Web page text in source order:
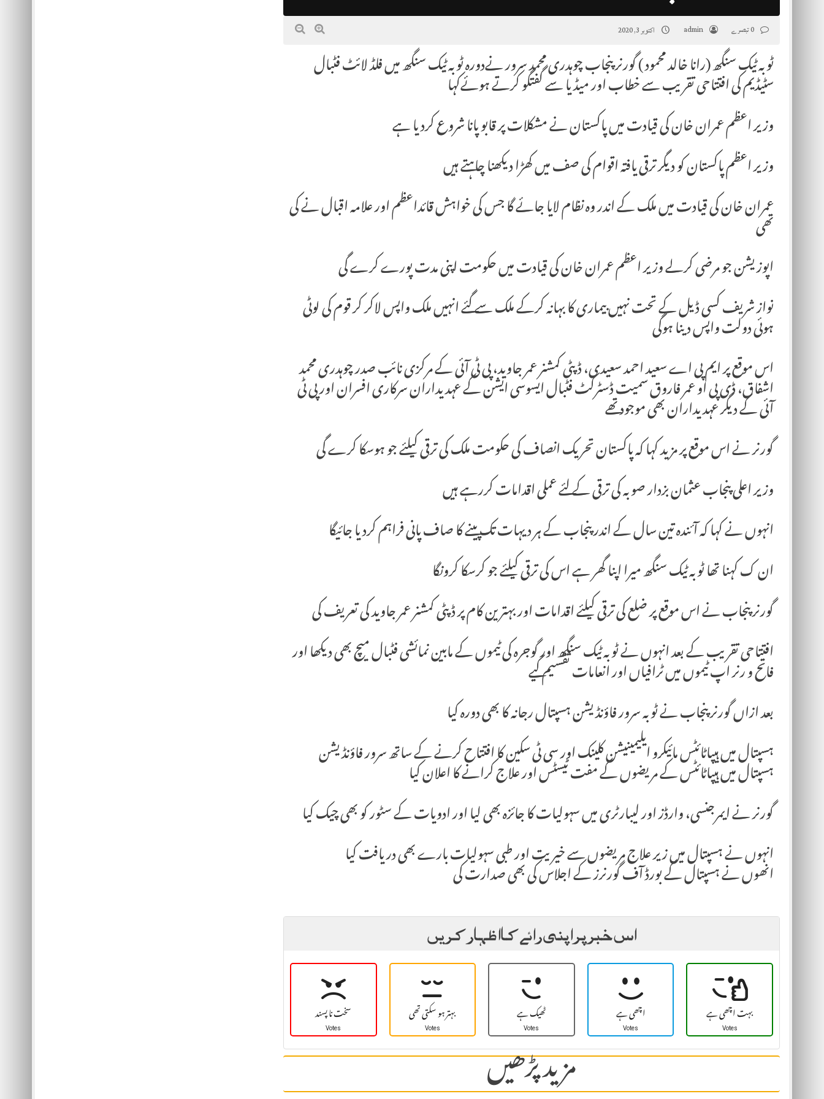
admin اکتوبر 3, 2020
ٹوبہ ٹیک سنگھ (رانا خالد محمود ) گورنر پنجاب چوہدری محمد سرور نےدورہ ٹوبہ ٹیک سنگھ میں فلڈ لائٹ فٹبال
سٹیڈیم کی افتتاحی تقریب سے خطاب اور میڈیا سے گفتگو کرتے ہوئےکہا
وزیر اعظم عمران خان کی قیادت میں پاکستان نے مشکلات پر قابو پانا شروع کردیا ہے
وزیر اعظم پاکستان کو دیگر ترقی یافتہ اقوام کی صف میں کھڑا دیکھنا چاہتے ہیں
عمران خان کی قیادت میں ملک کے اندر وہ نظام لایا جائے گا جس کی خواہش قائداعظم اور علامہ اقبال نے کی
تھی
اپوزیشن جو مرضی کرلے وزیر اعظم عمران خان کی قیادت میں حکومت اپنی مدت پورے کرے گی
نواز شریف کسی ڈیل کے تحت نہیں بیماری کا بہانہ کرکے ملک سے گئے انہیں ملک واپس لاکر کر قوم کی لوٹی
ہوئی دولت واپس دینا ہوگی
اس موقع پر ایم پی اے سعید احمد سعیدی، ڈپٹی کمشنر عمر جاوید، پی ٹی آئی کے مرکزی نائب صدر چوہدری محمد
اشفاق، ڈی پی او عمر فاروق سمیت ڈسٹرکٹ فٹبال ایسوسی ایشن کے عہدیداران سرکاری افسران اور پی ٹی
آئی کے دیگر عہدیداران بھی موجود تھے
گورنر نے اس موقع پر مزید کہا کہ پاکستان تحریک انصاف کی حکومت ملک کی ترقی کیلئے جو ہوسکا کرے گی
وزیر اعلی پنجاب عثمان بزدار صوبہ کی ترقی کے لئے عملی اقدامات کررہے ہیں
انہوں نے کہا کہ آئندہ تین سال کے اندر پنجاب کے ہر دیہات تک پینے کا صاف پانی فراہم کردیا جائیگا
ان ک کہنا تھا ٹوبہ ٹیک سنگھ میرا اپنا گھر ہے اس کی ترقی کیلئے جو کرسکا کرونگا
گورنر پنجاب نے اس موقع پر ضلع کی ترقی کیلئے اقدامات اور بہترین کام پر ڈپٹی کمشنر عمر جاوید کی تعریف کی
افتتاحی تقریب کے بعد انہوں نے ٹوبہ ٹیک سنگھ اور گوجرہ کی ٹیموں کے مابین نمائشی فٹبال میچ بھی دیکھا اور
فاتح و رنر اپ ٹیموں میں ٹرافیاں اور انعامات تقسیم کیے
بعد ازاں گورنر پنجاب نے ٹوبہ سرور فاؤنڈیشن ہسپتال رجانہ کا بھی دورہ کیا
ہسپتال میں ہیپاٹائٹس مائیکرو ایلیمینیشن کلینک اور سی ٹی سکین کا افتتاح کرنے کے ساتھ سرور فاؤنڈیشن
ہسپتال میں ہیپاٹائٹس کے مریضوں کے مفت ٹیسٹس اور علاج کرانے کا اعلان کیا
گورنر نے ایمرجنسی، وارڈز اور لیبارٹری میں سہولیات کا جائزہ بھی لیا اور ادویات کے سٹور کو بھی چیک کیا
انہوں نے ہسپتال میں زیر علاج مریضوں سے خیریت اور طبی سہولیات بارے بھی دریافت کیا
انھوں نے ہسپتال کے بورڈ آف گورنرز کے اجلاس کی بھی صدارت کی
اس خبر پر اپنی رائے کا اظہار کریں
سخت نا پسند
Votes بہتر ہو سکتی تھی
Votes ٹھیک ہے
Votes اچھی ہے
Votes بہت اچھی ہے
Votes
مزید پڑھیں